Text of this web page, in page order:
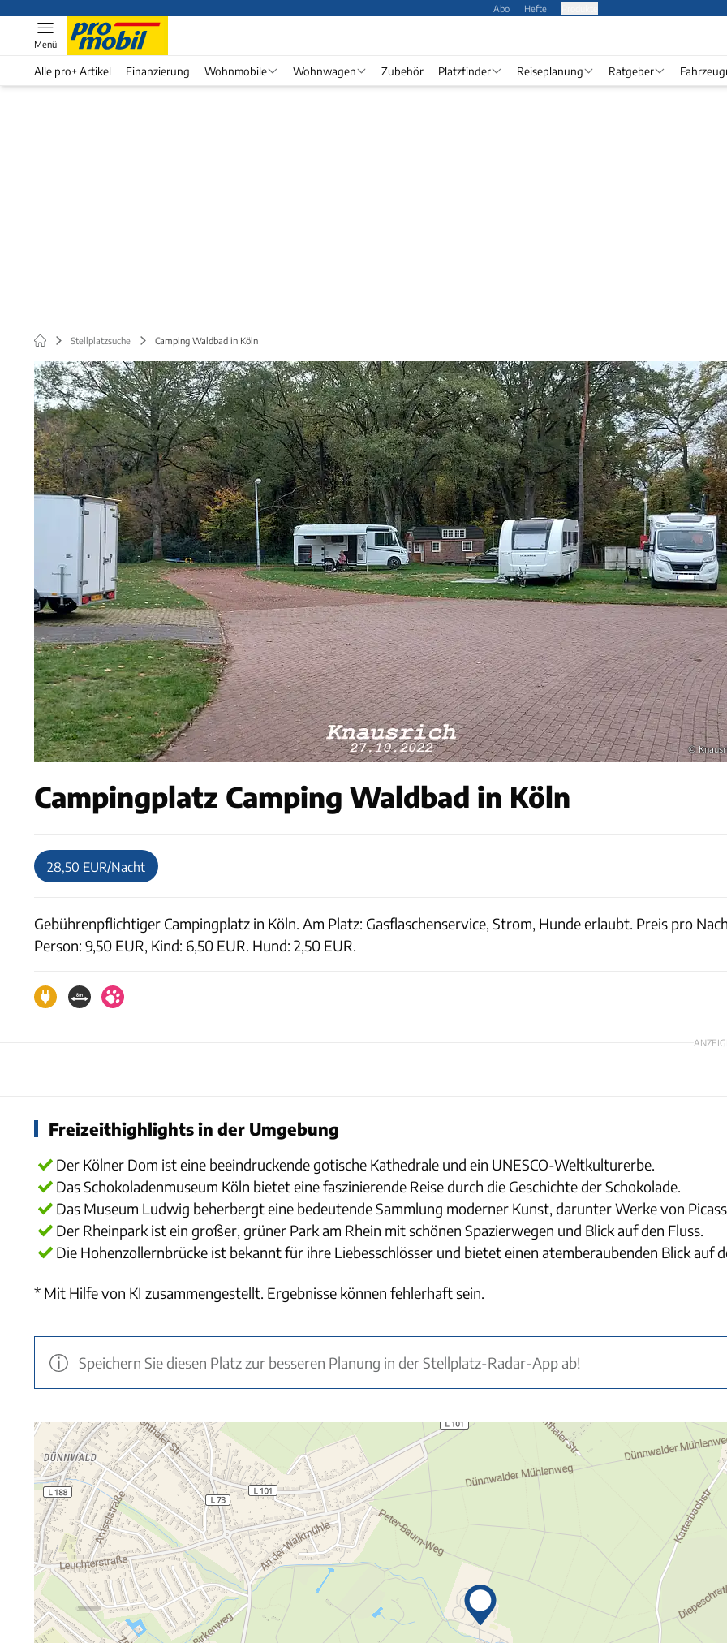
Abo Hefte
Menü
Alle pro+ Artikel Finanzierung Wohnmobile Wohnwagen Zubehör Platzfinder Reiseplanung Ratgeber
Stellplatzsuche Camping Waldbad in Köln
©
Campingplatz Camping Waldbad in Köln
28,50 EUR/Nacht
Gebührenpflichtiger Campingplatz in Köln. Am Platz: Gasflaschenservice, Strom, Hunde erlaubt. Preis pro
Person: 9,50 EUR, Kind: 6,50 EUR. Hund: 2,50 EUR.
Freizeithighlights in der Umgebung
Der Kölner Dom ist eine beeindruckende gotische Kathedrale und ein UNESCO-Weltkulturerbe.
Das Schokoladenmuseum Köln bietet eine faszinierende Reise durch die Geschichte der Schokolade.
Das Museum Ludwig beherbergt eine bedeutende Sammlung moderner Kunst, darunter Werke von
Der Rheinpark ist ein großer, grüner Park am Rhein mit schönen Spazierwegen und Blick auf den Fluss.
Die Hohenzollernbrücke ist bekannt für ihre Liebesschlösser und bietet einen atemberaubenden Blick auf
* Mit Hilfe von KI zusammengestellt. Ergebnisse können fehlerhaft sein.
Speichern Sie diesen Platz zur besseren Planung in der Stellplatz-Radar-App ab!